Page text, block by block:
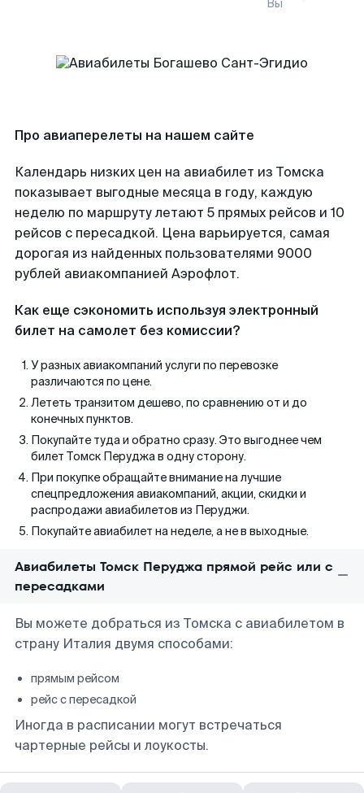
Вы
Про авиаперелеты на нашем сайте
Календарь низких цен на авиабилет из Томска
показывает выгодные месяца в году, каждую
неделю по маршруту летают 5 прямых рейсов и 10
рейсов с пересадкой. Цена варьируется, самая
дорогая из найденных пользователями 9000
рублей авиакомпанией Аэрофлот.
Как еще сэкономить используя электронный
билет на самолет без комиссии?
У разных авиакомпаний услуги по перевозке
различаются по цене.
Лететь транзитом дешево, по сравнению от и до
конечных пунктов.
Покупайте туда и обратно сразу. Это выгоднее чем
билет Томск Перуджа в одну сторону.
При покупке обращайте внимание на лучшие
спецпредложения авиакомпаний, акции, скидки и
распродажи авиабилетов из Перуджи.
Покупайте авиабилет на неделе, а не в выходные.
Авиабилеты Томск Перуджа прямой рейс или с
пересадками
Вы можете добраться из Томска с авиабилетом в
страну Италия двумя способами:
прямым рейсом
рейс с пересадкой
Иногда в расписании могут встречаться
чартерные рейсы и лоукосты.